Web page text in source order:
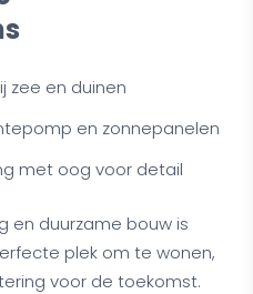
zee en duinen
en zonnepanelen
met oog voor detail
en duurzame bouw is
plek om te wonen,
voor de toekomst.